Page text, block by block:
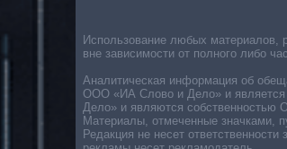
Использование любых материалов,
вне зависимости от полного либо
Аналитическая информация об
ООО «ИА Слово и Дело» и является
Дело» и являются собственностью
Материалы, отмеченные значками,
Редакция не несет